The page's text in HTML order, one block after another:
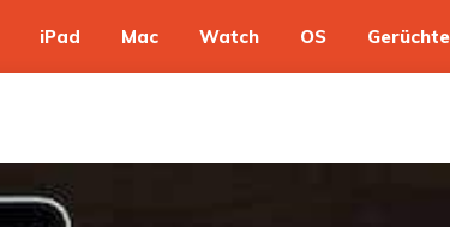
iPad Mac Watch OS Gerüchte